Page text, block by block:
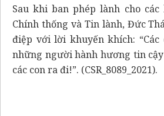
Sau khi ban phép lành cho các
Chính thống và Tin lành, Đức
điệp với lời khuyến khích:
những người hành hương tin
các con ra đi!”. (CSR_8089_2021).